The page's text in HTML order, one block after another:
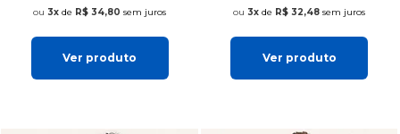
3x de R$ 34,80 sem juros
Ver produto
3x de R$ 32,48 sem juros
Ver produto